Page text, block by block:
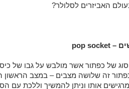
האביזרים לסלולר?
–
pop socket
של כפתור אשר מולבש על גבו של
לכפתור זה שלושה מצבים – במצב
אותו וניתן להמשיך וללכת עם